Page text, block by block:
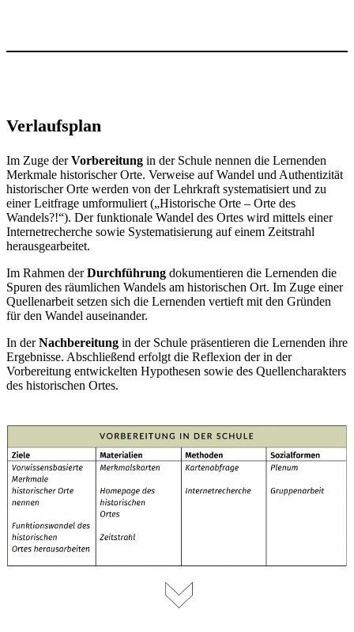
Verlaufsplan
Im Zuge derVorbereitung in der Schule nennen die Lernenden
Merkmale historischer Orte. Verweise auf Wandel und Authentizität
historischer Orte werden von der Lehrkraft systematisiert und zu
einer Leitfrage umformuliert („Historische Orte – Orte des
Wandels?!“). Der funktionale Wandel des Ortes wird mittels einer
Internetrecherche sowie Systematisierung auf einem Zeitstrahl
herausgearbeitet.
Im Rahmen derDurchführung dokumentieren die Lernenden die
Spuren des räumlichen Wandels am historischen Ort. Im Zuge einer
Quellenarbeit setzen sich die Lernenden vertieft mit den Gründen
für den Wandel auseinander.
In derNachbereitung in der Schule präsentieren die Lernenden ihre
Ergebnisse. Abschließend erfolgt die Reflexion der in der
Vorbereitung entwickelten Hypothesen sowie des Quellencharakters
des historischen Ortes.